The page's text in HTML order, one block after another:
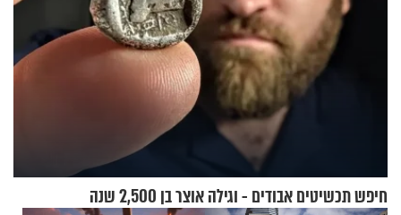
חיפש תכשיטים אבודים - וגילה אוצר בן 2,500 שנה